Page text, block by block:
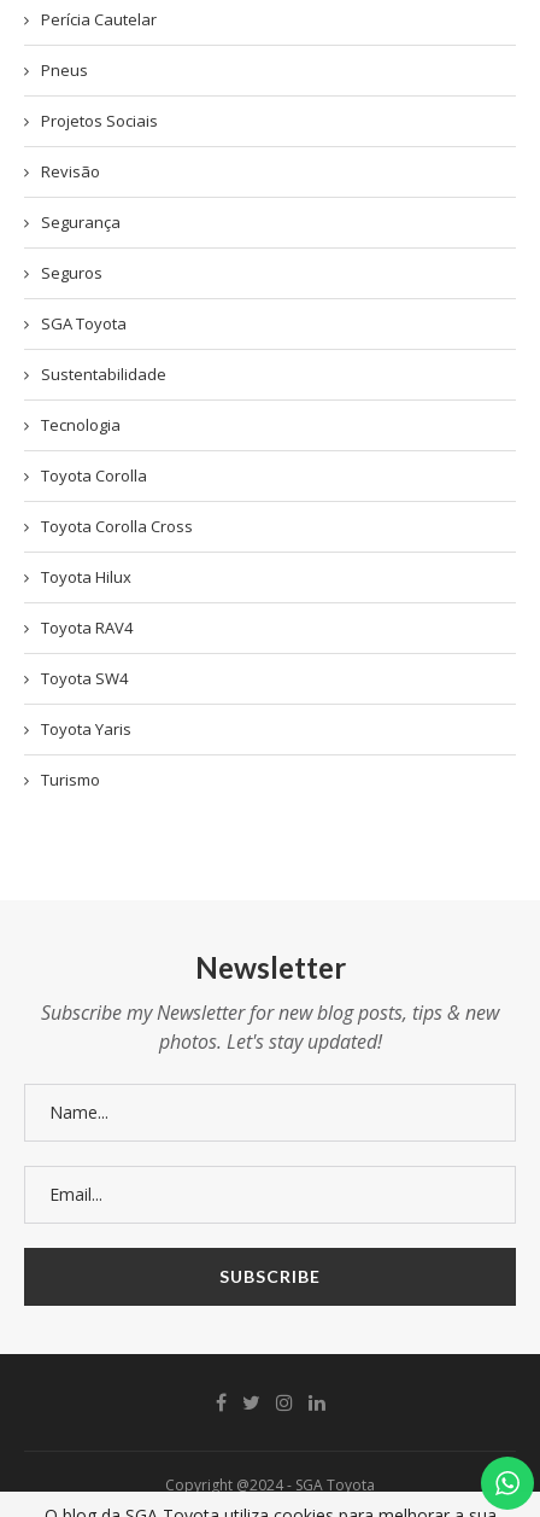
Perícia Cautelar
Pneus
Projetos Sociais
Revisão
Segurança
Seguros
SGA Toyota
Sustentabilidade
Tecnologia
Toyota Corolla
Toyota Corolla Cross
Toyota Hilux
Toyota RAV4
Toyota SW4
Toyota Yaris
Turismo
Newsletter
Subscribe my Newsletter for new blog posts, tips & new
photos. Let's stay updated!
Copyright @2024 - SGA Toyota